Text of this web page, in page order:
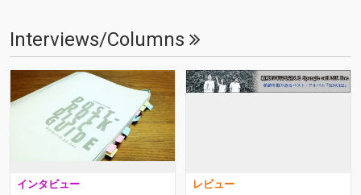
Interviews/Columns
インタビュー
レビュー